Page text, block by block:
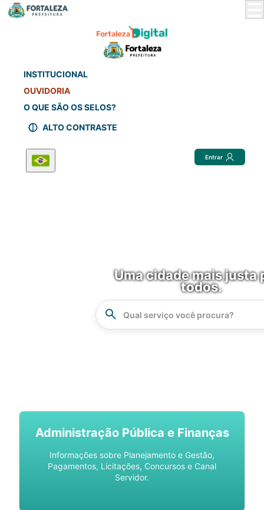
INSTITUCIONAL
OUVIDORIA
O QUE SÃO OS SELOS?
ALTO CONTRASTE
Entrar
Uma cidade mais justa
todos.
Administração Pública e Finanças
Informações sobre Planejamento e Gestão,
Pagamentos, Licitações, Concursos e Canal
Servidor.